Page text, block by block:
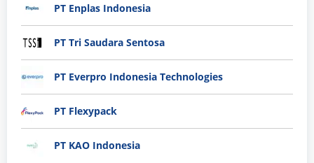
PT Enplas Indonesia
PT Tri Saudara Sentosa
PT Everpro Indonesia Technologies
PT Flexypack
PT KAO Indonesia